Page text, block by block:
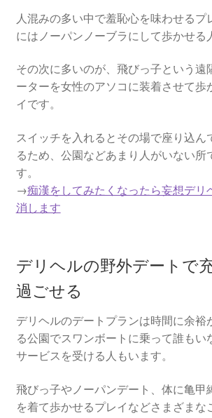
人混みの多い中で羞恥心を味わせるプ
にはノーパンノーブラにして歩かせる
その次に多いのが、飛びっ子という遠
ーターを女性のアソコに装着させて歩
イです。
スイッチを入れるとその場で座り込ん
るため、公園などあまり人がいない所
す。
→痴漢をしてみたくなったら妄想デリ
消します
デリヘルの野外デートで
過ごせる
デリヘルのデートプランは時間に余裕
る公園でスワンボートに乗って誰もい
サービスを受ける人もいます。
飛びっ子やノーパンデート、体に亀甲
を着て歩かせるプレイなどさまざまな